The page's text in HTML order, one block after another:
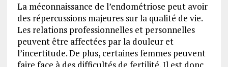
La méconnaissance de l’endométriose peut avoir
des répercussions majeures sur la qualité de vie.
Les relations professionnelles et personnelles
peuvent être affectées par la douleur et
l’incertitude. De plus, certaines femmes peuvent